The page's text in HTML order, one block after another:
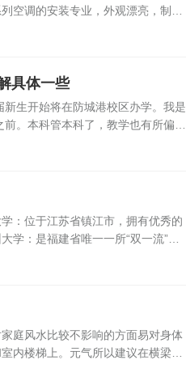
空调的安装专业，外观漂亮，制冷
需要注意的是，某些具体型号如KF
具体一些
生开始将在防城港校区办学。我是
。本科管本科了，教学也有所偏
的，都是高考录取的，专科录取分
位于江苏省镇江市，拥有优秀的
：是福建省唯一一所“双一流”学
，拥有良好的学术环境和研究资
庭风水比较不影响的方面易对身体
内楼梯上。元气所以建议在横梁挂
想，要不就挂珠帘或者摆放开光的